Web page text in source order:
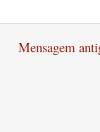
Mensagem